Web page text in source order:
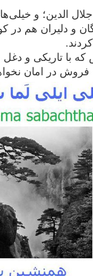
جلال الدین؛ و
و دلیران هم در
با تاریکی و دغل
در امان